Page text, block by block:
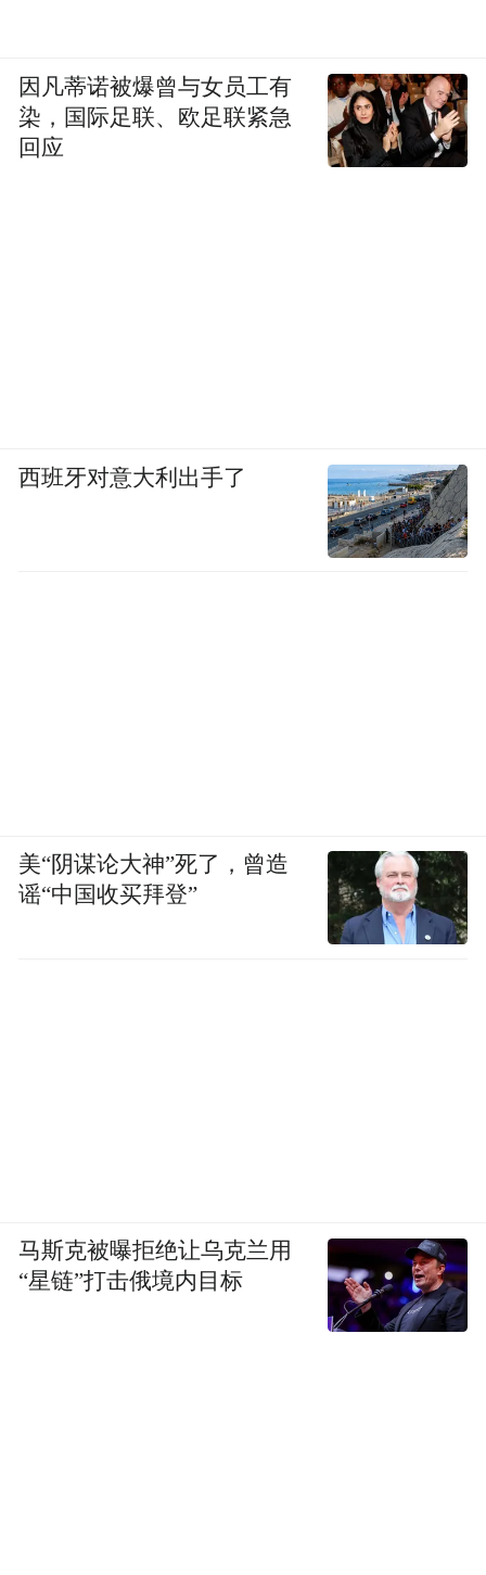
因凡蒂诺被爆曾与女员工有
染，国际足联、欧足联紧急
回应
西班牙对意大利出手了
美“阴谋论大神”死了，曾造
谣“中国收买拜登”
马斯克被曝拒绝让乌克兰用
“星链”打击俄境内目标